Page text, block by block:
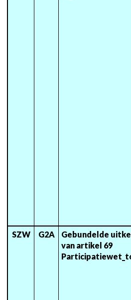
SZW
G2A
Gebundelde
van artikel 69